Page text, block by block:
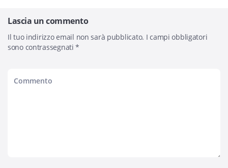
Lascia un commento
Il tuo indirizzo email non sarà pubblicato. I campi obbligatori
sono contrassegnati*